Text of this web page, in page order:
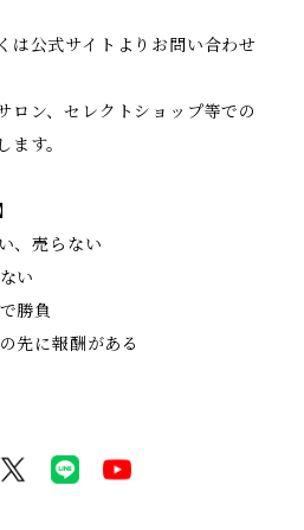
は公式サイトよりお問い合わせ
ロン、セレクトショップ等での
す。
、売らない
い
勝負
先に報酬がある